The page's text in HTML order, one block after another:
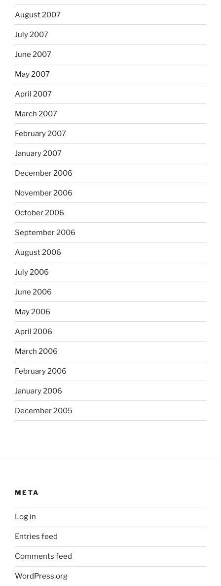
August 2007
July 2007
June 2007
May 2007
April 2007
March 2007
February 2007
January 2007
December 2006
November 2006
October 2006
September 2006
August 2006
July 2006
June 2006
May 2006
April 2006
March 2006
February 2006
January 2006
December 2005
META
Log in
Entries feed
Comments feed
WordPress.org